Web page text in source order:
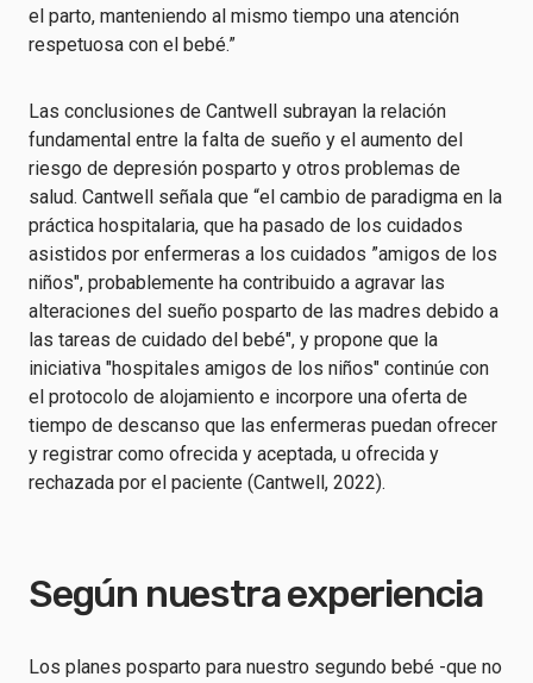
el parto, manteniendo al mismo tiempo una atención
respetuosa con el bebé.”
Las conclusiones de Cantwell subrayan la relación
fundamental entre la falta de sueño y el aumento del
riesgo de depresión posparto y otros problemas de
salud. Cantwell señala que “el cambio de paradigma en la
práctica hospitalaria, que ha pasado de los cuidados
asistidos por enfermeras a los cuidados ”amigos de los
niños", probablemente ha contribuido a agravar las
alteraciones del sueño posparto de las madres debido a
las tareas de cuidado del bebé", y propone que la
iniciativa "hospitales amigos de los niños" continúe con
el protocolo de alojamiento e incorpore una oferta de
tiempo de descanso que las enfermeras puedan ofrecer
y registrar como ofrecida y aceptada, u ofrecida y
rechazada por el paciente (Cantwell, 2022).
Según nuestra experiencia
Los planes posparto para nuestro segundo bebé -que no